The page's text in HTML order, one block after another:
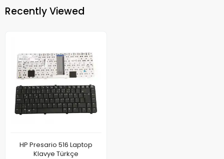
Recently Viewed
HP Presario 516 Laptop
Klavye Türkçe